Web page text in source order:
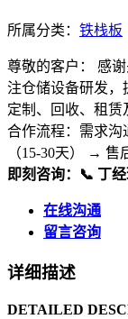
所属分类： 铁栈板
尊敬的客户： 感
注仓储设备研发，
定制、回收、租赁
合作流程：​ 需求
（15-30天） → 售
即刻咨询：​ 📞 丁
在线沟通
留言咨询
详细描述
DETAILED